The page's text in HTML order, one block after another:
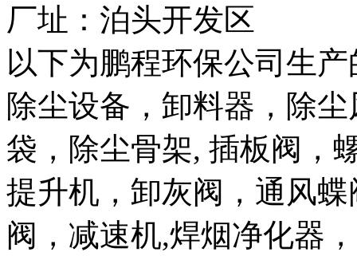
厂址：泊头开发区
以下为鹏程环保公司生
除尘设备，卸料器，除
袋，除尘骨架, 插板阀，
提升机，卸灰阀，通风
阀，减速机,焊烟净化器